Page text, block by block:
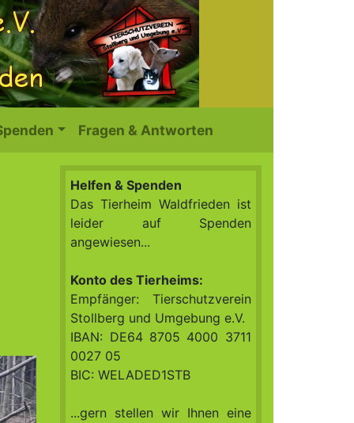
Fragen & Antworten
Helfen & Spenden
Das Tierheim Waldfrieden ist
leider auf Spenden
angewiesen...
Konto des Tierheims:
Empfänger: Tierschutzverein
Stollberg und Umgebung e.V.
IBAN: DE64 8705 4000 3711
0027 05
BIC: WELADED1STB
...gern stellen wir Ihnen eine